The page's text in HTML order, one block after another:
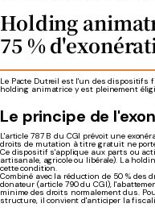
Holding
75 %
Le Pacte Dutreil est l'un des
holding animatrice y est pleinement
Le principe de
L'article 787 B du CGI prévoit une
droits de mutation à titre gratuit ne
Ce dispositif s'applique aux parts ou
artisanale, agricole ou libérale). La
cette condition.
Combiné avec la réduction de 50 %
donateur (article 790 du CGI),
minime des droits normalement dus.
structure, il convient d'anticiper la